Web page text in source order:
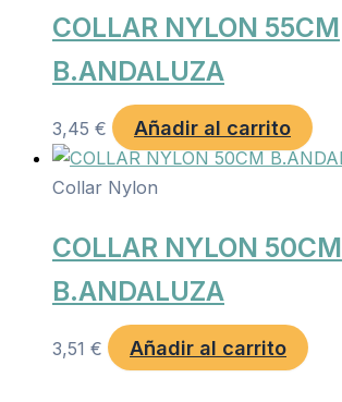
COLLAR NYLON 55CM
B.ANDALUZA
3,45 € Añadir al carrito
Collar Nylon
COLLAR NYLON 50CM
B.ANDALUZA
3,51 € Añadir al carrito